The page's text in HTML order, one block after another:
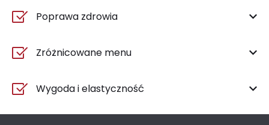
Poprawa zdrowia
Zróżnicowane menu
Wygoda i elastyczność